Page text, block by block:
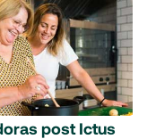
post Ictus